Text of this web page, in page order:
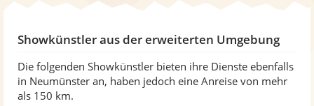
Showkünstler aus der erweiterten Umgebung
Die folgenden Showkünstler bieten ihre Dienste ebenfalls
in Neumünster an, haben jedoch eine Anreise von mehr
als 150 km.